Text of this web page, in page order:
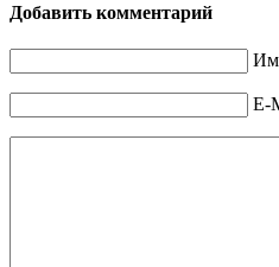
Добавить комментарий
E-